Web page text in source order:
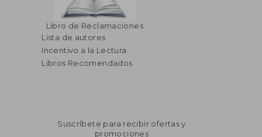
Libro de Reclamaciones
Lista de autores
Incentivo a la Lectura
Libros Recomendados
Suscríbete para recibir ofertas y
promociones